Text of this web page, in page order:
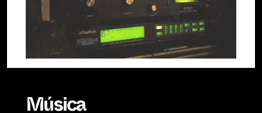
Música